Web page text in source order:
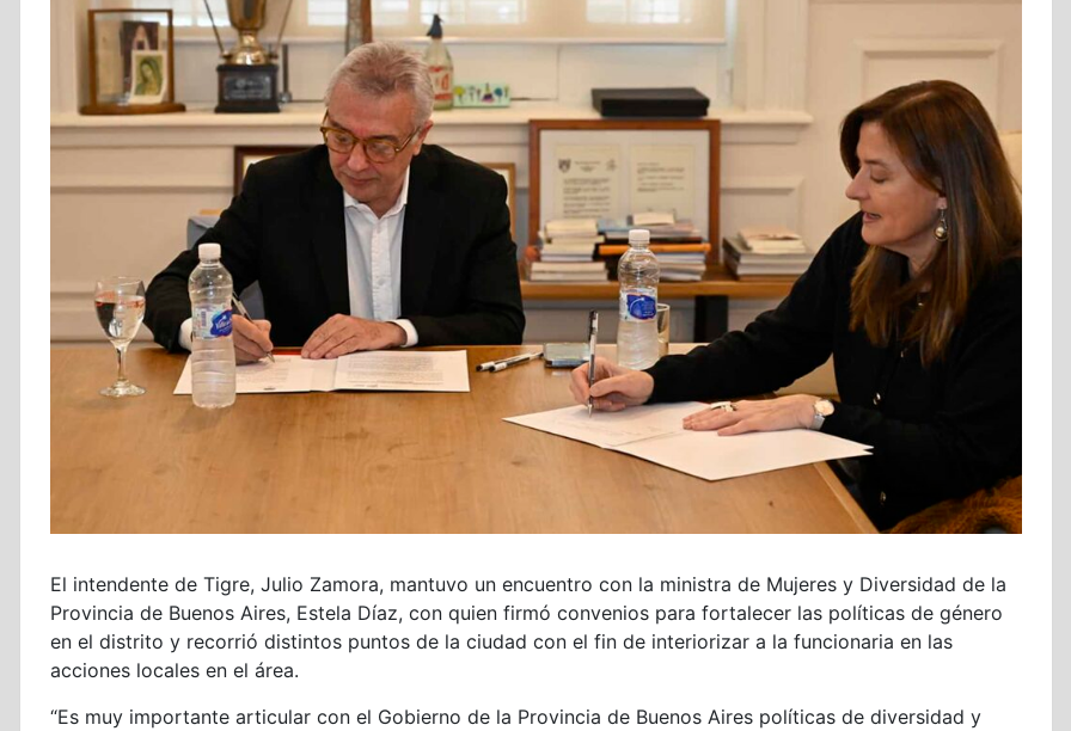
El intendente de Tigre, Julio Zamora, mantuvo un encuentro con la ministra de Mujeres y Diversidad de la
Provincia de Buenos Aires, Estela Díaz, con quien firmó convenios para fortalecer las políticas de género
en el distrito y recorrió distintos puntos de la ciudad con el fin de interiorizar a la funcionaria en las
acciones locales en el área.
“Es muy importante articular con el Gobierno de la Provincia de Buenos Aires políticas de diversidad y